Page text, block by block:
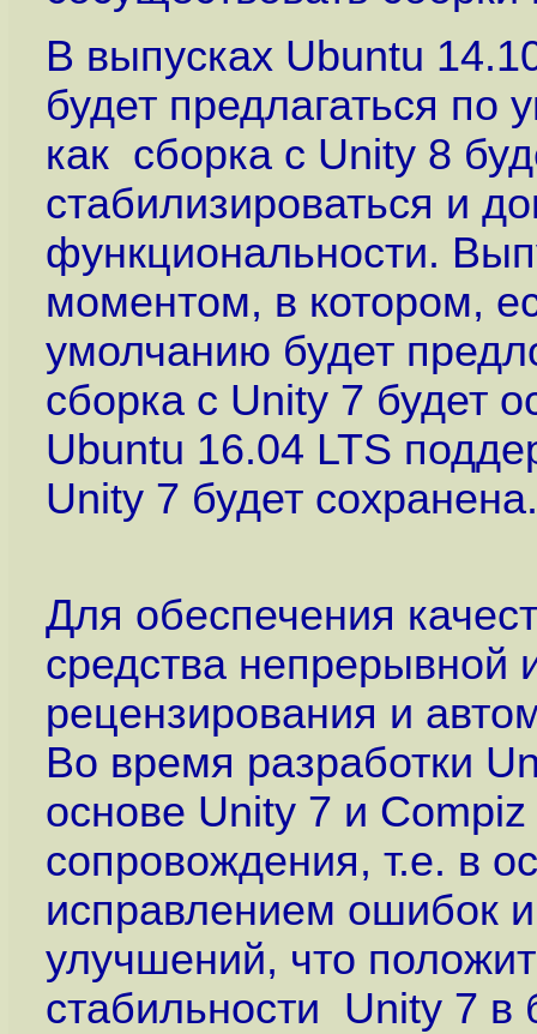
В выпусках Ubuntu
будет предлагаться по
как сборка с Unity 8
стабилизироваться и
функциональности.
моментом, в котором,
умолчанию будет
сборка с Unity 7 будет
Ubuntu 16.04 LTS
Unity 7 будет сохранена.
Для обеспечения
средства непрерывной
рецензирования и
Во время разработки
основе Unity 7 и
сопровождения, т.е. в
исправлением ошибок
улучшений, что
стабильности Unity 7 в